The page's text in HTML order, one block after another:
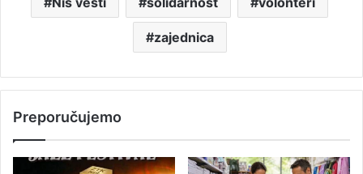
zajednica
Preporučujemo